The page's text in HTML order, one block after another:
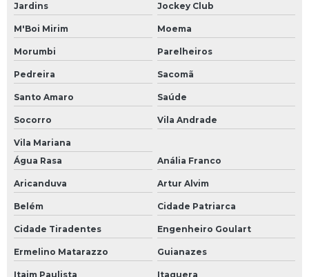
Jardins Jockey Club
M'Boi Mirim Moema
Morumbi Parelheiros
Pedreira Sacomã
Santo Amaro Saúde
Socorro Vila Andrade
Vila Mariana
Água Rasa
Anália Franco
Aricanduva Artur Alvim
Belém Cidade Patriarca
Cidade Tiradentes Engenheiro Goulart
Ermelino Matarazzo Guianazes
Itaim Paulista Itaquera